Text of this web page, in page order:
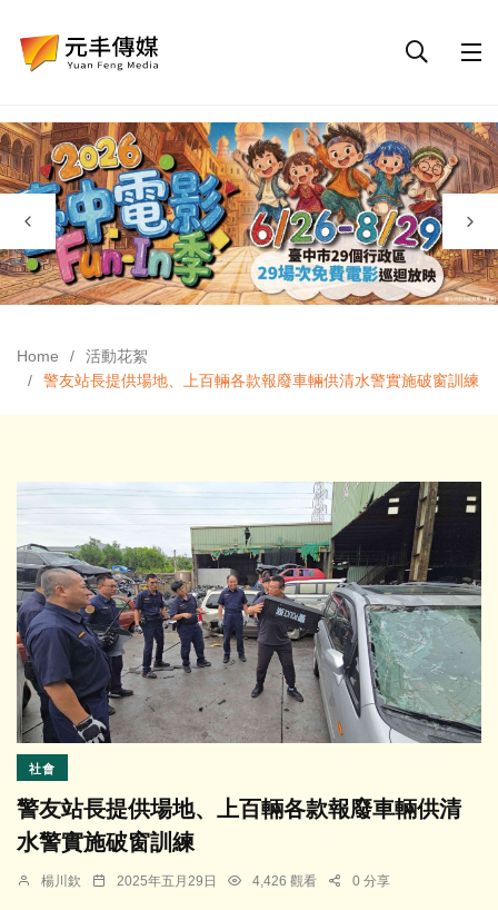
Home
活動花絮
警友站長提供場地、上百輛各款報廢車輛供清水警實施破窗訓練
社會
警友站長提供場地、上百輛各款報廢車輛供清
水警實施破窗訓練
楊川欽 2025年五月29日 4,426 觀看 0 分享